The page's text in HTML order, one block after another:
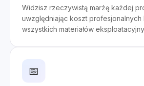
Widzisz rzeczywistą marżę każdej
uwzględniając koszt profesjonalnych
wszystkich materiałów
📅